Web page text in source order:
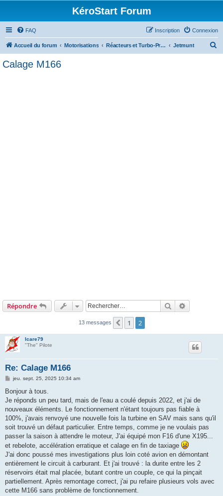
KéroStart Forum
FAQ Connexion
Inscription
Accueil du forum Motorisations Réacteurs et Turbo-Propulseurs Jetmunt
Calage M166
Répondre Rechercher
13 messages Précédent
1 2
Icare79
"The" Pilote
Re: Calage M166
M
s
a
g
jeu. sept. 25, 2025 10:34 am
Bonjour à tous.
Je réponds un peu tard, mais de l'eau a coulé depuis 2022, et j'ai de
nouveaux éléments. Le fonctionnement n'étant toujours pas fiable à
100%, j'avais renvoyé une nouvelle fois la turbine en SAV mais sans qu'il
soit trouvé un défaut particulier. Entre temps, comme je ne voulais pas
passer la saison à attendre le moteur, J'ai équipé mon F16 d'une X195...
et rebelote, accélération erratique et calage en fin de taxiage
J'ai donc poussé mes investigations plus loin coté avion en démontant
entièrement le circuit à carburant. Et j'ai trouvé : la durite entre les 2
réservoirs était mal placée, butant contre un couple, ce qui la pinçait
partiellement. Après remontage correct, j'ai pu refaire plusieurs vols avec
cette M166 sans problème de fonctionnement.